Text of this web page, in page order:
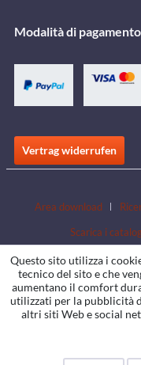
Modalità di pagamento
Vertrag widerrufen
Area download
Scarica i
Questo sito utilizza i
tecnico del sito e che
aumentano il comfort
utilizzati per la pubblicità
altri siti Web e social